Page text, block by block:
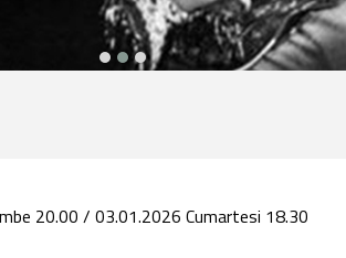
20.00 / 03.01.2026 Cumartesi 18.30